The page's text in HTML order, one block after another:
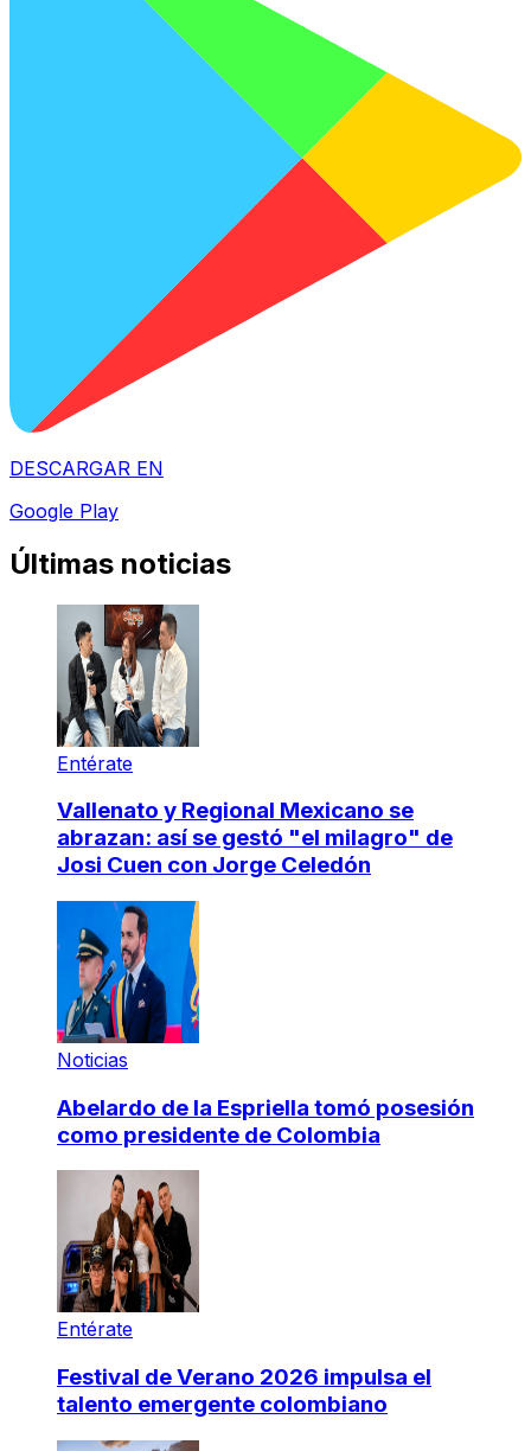
DESCARGAR EN
Google Play
Últimas noticias
Entérate
Vallenato y Regional Mexicano se
abrazan: así se gestó "el milagro" de
Josi Cuen con Jorge Celedón
Noticias
Abelardo de la Espriella tomó posesión
como presidente de Colombia
Entérate
Festival de Verano 2026 impulsa el
talento emergente colombiano